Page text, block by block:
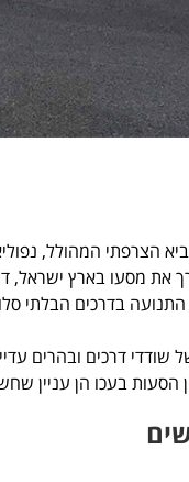
הצרפתי המהולל,
בדרכים הבלתי
שודדי דרכים ובהרים
הסעות בעכו הן עניין